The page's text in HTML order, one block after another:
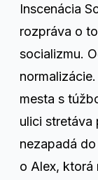
Inscenácia
rozpráva o
socializmu.
mesta s
ulici stretáva
nezapadá
o Alex, ktorá